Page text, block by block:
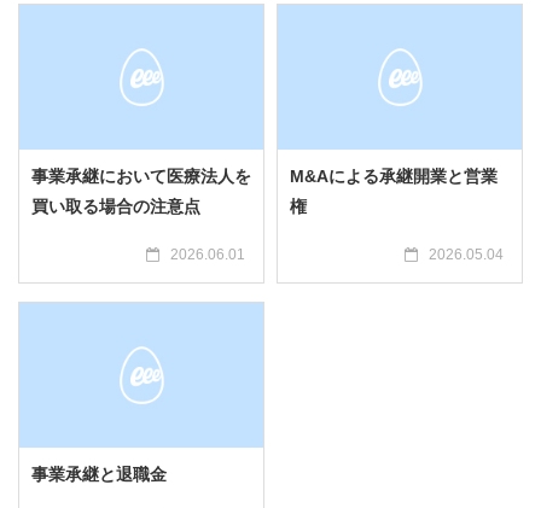
事業承継において医療法人を
買い取る場合の注意点
2026.06.01
M&Aによる承継開業と営業
権
2026.05.04
事業承継と退職金